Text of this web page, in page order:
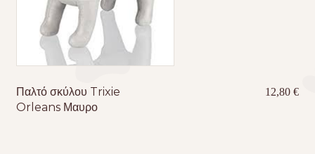
Παλτό σκύλου Trixie
Orleans Μαυρο
12,80€